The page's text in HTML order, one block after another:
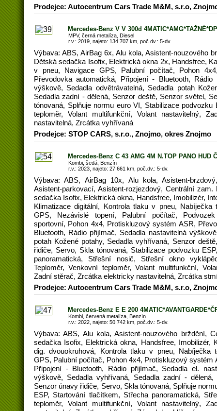
Prodejce: Autocentrum Cars Trade M&M, s.r.o,
Mercedes-Benz V V 300d
MPV, černá metalíza, Diesel
r.v.: 2019, najeto: 134 707 km, poč.dv.: 5-dv.
Výbava: ABS, AirBag 6x, Alu kola, Asistent-nouzového
Dětská sedačka Isofix, Elektrická okna 2x, Handsfree,
v pneu, Navigace GPS, Palubní počítač, Pohon
Převodovka automatická, Připojení - Bluetooth, Rádio
výškově, Sedadla odvětrávatelná, Sedadla potah
Sedadla zadní - dělená, Senzor deště, Senzor světel,
tónovaná, Splňuje normu euro VI, Stabilizace podvozku
teploměr, Volant multifunkční, Volant nastavitelný,
nastavitelná, Zrcátka vyhřívaná
Prodejce: STOP CARS, s.r.o., Znojmo, okres Znojmo
Mercedes-Benz C 43 AMG 4M N.TOP PANO HUD
Kombi, šedá, Benzín
r.v.: 2023, najeto: 27 661 km, poč.dv.: 5-dv.
Výbava: ABS, AirBag 10x, Alu kola, Asistent-
Asistent-parkovací, Asistent-rozjezdový, Centrální
sedačka Isofix, Elektrická okna, Handsfree, Imobilizér,
Klimatizace digitální, Kontrola tlaku v pneu, Nabíječka
GPS, Nezávislé topení, Palubní počítač,
sportovní, Pohon 4x4, Protiskluzový systém ASR,
Bluetooth, Rádio přijímač, Sedadla nastavitelná
potah Kožené potahy, Sedadla vyhřívaná, Senzor
řidiče, Servo, Skla tónovaná, Stabilizace podvozku
panoramatická, Střešní nosič, Střešní okno
Teploměr, Venkovní teploměr, Volant multifunkční,
Zadní stěrač, Zrcátka elektricky nastavitelná, Zrcátka
Prodejce: Autocentrum Cars Trade M&M, s.r.o,
Mercedes-Benz E E 200
Kombi, červená metalíza, Benzín
r.v.: 2022, najeto: 50 742 km, poč.dv.: 5-dv.
Výbava: ABS, Alu kola, Asistent-nouzového brždění,
sedačka Isofix, Elektrická okna, Handsfree, Imobilizér,
dig. dvouokruhová, Kontrola tlaku v pneu, Nabíječka
GPS, Palubní počítač, Pohon 4x4, Protiskluzový systém
Připojení - Bluetooth, Rádio přijímač, Sedadla el.
výškově, Sedadla vyhřívaná, Sedadla zadní -
Senzor únavy řidiče, Servo, Skla tónovaná, Splňuje
ESP, Startování tlačítkem, Střecha panoramatická,
teploměr, Volant multifunkční, Volant nastavitelný,